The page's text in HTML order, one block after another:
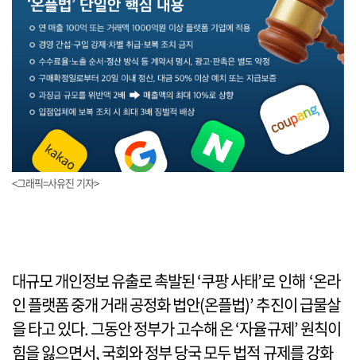
<그래픽=사유진 기자>
대규모 개인정보 유출로 촉발된 ‘쿠팡 사태’로 인해 ‘온라
인 플랫폼 중개 거래 공정화 법안(온플법)’ 추진이 급물살
을 타고 있다. 그동안 정부가 고수해 온 ‘자율규제’ 원칙이
힘을 잃으면서, 국회와 정부 당국 모두 법적 규제를 강화